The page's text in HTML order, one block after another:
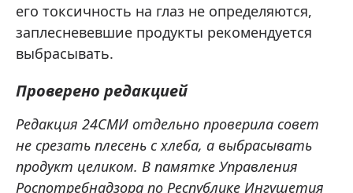
его токсичность на глаз не определяются,
заплесневевшие продукты рекомендуется
выбрасывать.
Проверено редакцией
Редакция 24СМИ отдельно проверила совет
не срезать плесень с хлеба, а выбрасывать
продукт целиком. В памятке Управления
Роспотребнадзора по Республике Ингушетия